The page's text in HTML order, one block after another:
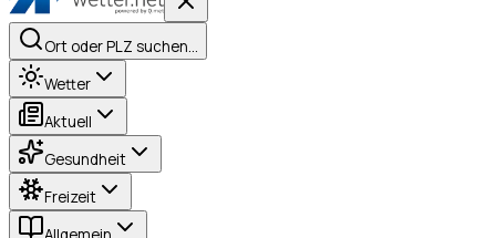
Ort oder PLZ suchen…
Wetter
Aktuell
Gesundheit
Freizeit